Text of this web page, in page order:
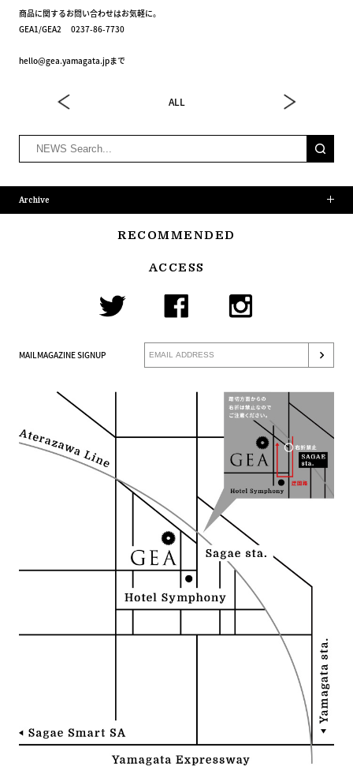
商品に関するお問い合わせはお気軽に。
GEA1/GEA2 0237-86-7730
hello@gea.yamagata.jpまで
ALL
Archive
RECOMMENDED
ACCESS
MAILMAGAZINE SIGNUP